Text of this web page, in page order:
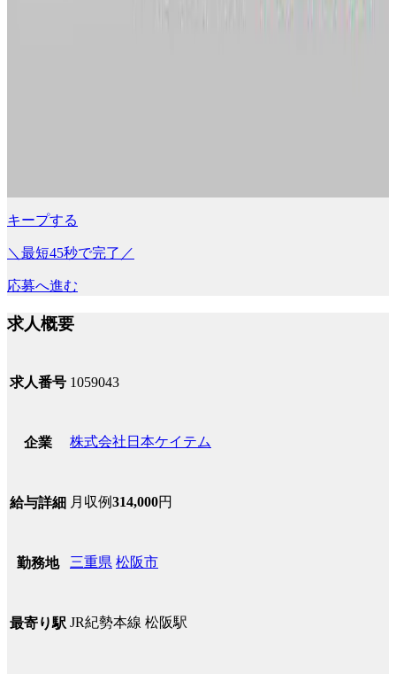
キープする
＼最短45秒で完了／
応募へ進む
求人概要
求人番号 1059043
企業 株式会社日本ケイテム
給与詳細 月収例314,000円
勤務地 三重県 松阪市
最寄り駅 JR紀勢本線 松阪駅